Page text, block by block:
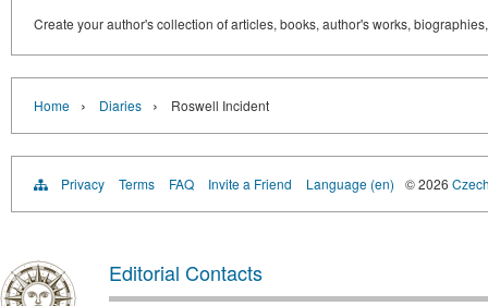
Create your author's collection of articles, books, author's works,
Home › Diaries › Roswell Incident
Privacy Terms FAQ Invite a Friend Language (en) © 2026
Editorial Contacts